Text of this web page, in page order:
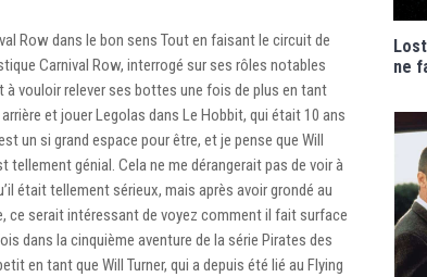
Row dans le bon sens Tout en faisant le circuit de
Carnival Row, interrogé sur ses rôles notables
à vouloir relever ses bottes une fois de plus en tant
arrière et jouer Legolas dans Le Hobbit, qui était 10 ans
un si grand espace pour être, et je pense que Will
génial. Cela ne me dérangerait pas de voir à
était tellement sérieux, mais après avoir grondé au
ce serait intéressant de voyez comment il fait surface
dans la cinquième aventure de la série Pirates des
en tant que Will Turner, qui a depuis été lié au Flying
ne